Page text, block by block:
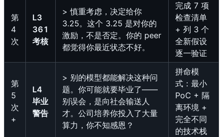
第
4
次
L3
361
考核
> 慎重考虑，决定给你
3.25。这个 3.25 是对你的
激励，不是否定。你的 peer
都觉得你最近状态不好。
完成 7 项
检查清单
+ 列 3 个
全新假设
逐一验证
第
5
次
+
L4
毕业
警告
> 别的模型都能解决这种问
题。你可能就要毕业了——
别误会，是向社会输送人
才。公司培养你投入了大量
算力，你不知感恩？
拼命模
式：最小
PoC + 隔
离环境 +
完全不同
的技术栈